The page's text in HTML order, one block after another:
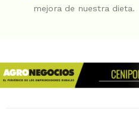
mejora de nuestra dieta.